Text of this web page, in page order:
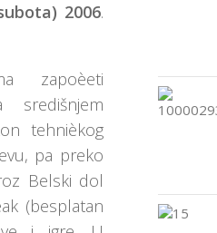
2006.
zapoèeti
tehnièkog
pa preko
Belski dol
(besplatan